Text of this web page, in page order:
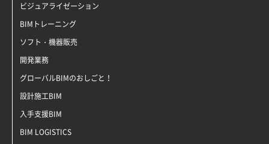
ビジュアライゼーション
BIMトレーニング
ソフト・機器販売
開発業務
グローバルBIMのおしごと！
設計施工BIM
入手支援BIM
BIM LOGISTICS